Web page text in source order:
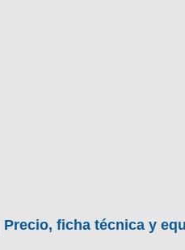
Precio, ficha técnica y